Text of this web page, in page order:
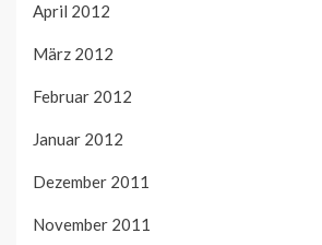
April 2012
März 2012
Februar 2012
Januar 2012
Dezember 2011
November 2011